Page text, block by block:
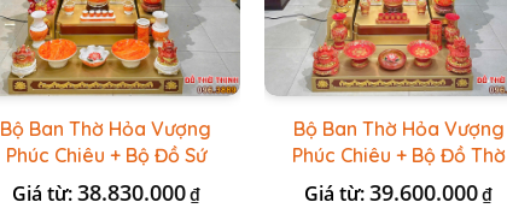
Bộ Ban Thờ Hỏa Vượng
Phúc Chiêu + Bộ Đồ Sứ
Đá Đỏ HR
Giá từ:38.830.000₫
Bộ Ban Thờ Hỏa Vượng
Phúc Chiêu + Bộ Đồ Thờ
Đài Loan Gấm Đỏ
Giá từ:39.600.000₫